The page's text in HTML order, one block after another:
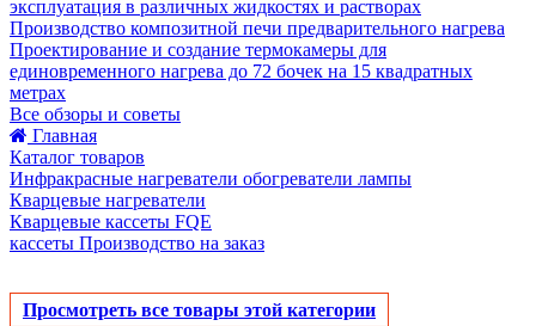
эксплуатация в различных жидкостях и растворах
Производство композитной печи предварительного нагрева
Проектирование и создание термокамеры для
единовременного нагрева до 72 бочек на 15 квадратных
метрах
Все обзоры и советы
Главная
Каталог товаров
Инфракрасные нагреватели обогреватели лампы
Кварцевые нагреватели
Кварцевые кассеты FQE
кассеты Производство на заказ
Просмотреть все товары этой категории